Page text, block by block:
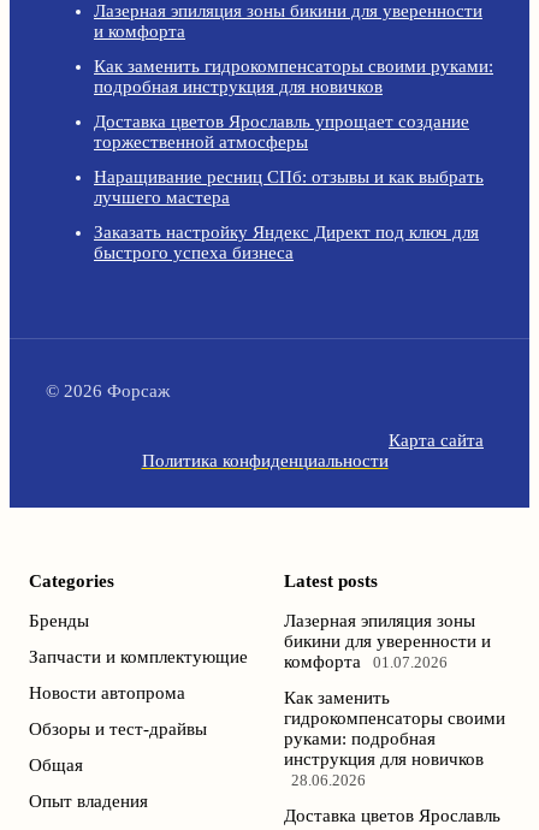
Лазерная эпиляция зоны бикини для уверенности
и комфорта
Как заменить гидрокомпенсаторы своими руками:
подробная инструкция для новичков
Доставка цветов Ярославль упрощает создание
торжественной атмосферы
Наращивание ресниц СПб: отзывы и как выбрать
лучшего мастера
Заказать настройку Яндекс Директ под ключ для
быстрого успеха бизнеса
© 2026 Форсаж
Карта сайта
Политика конфиденциальности
Categories
Бренды
Запчасти и комплектующие
Новости автопрома
Обзоры и тест-драйвы
Общая
Опыт владения
Latest posts
Лазерная эпиляция зоны
бикини для уверенности и
комфорта
01.07.2026
Как заменить
гидрокомпенсаторы своими
руками: подробная
инструкция для новичков
28.06.2026
Доставка цветов Ярославль